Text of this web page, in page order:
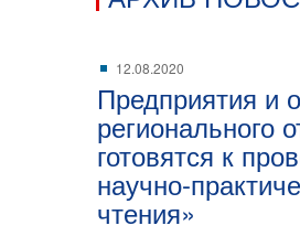
12.08.2020
Предприятия и
регионального
готовятся к
научно-
чтения»